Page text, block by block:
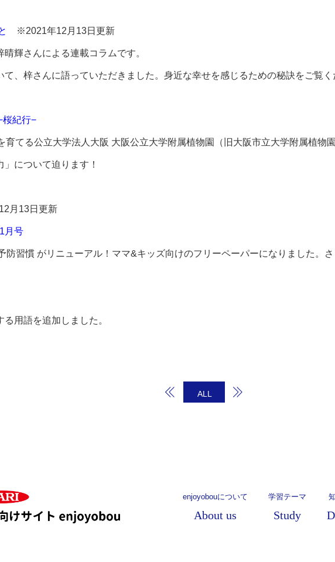
※2021年12月13日更新
輝さんによる連載コラムです。
て、梓さんに語っていただきました。身近な幸せを感じるための秘訣をご覧く
紀行−
育てる公立大学法人大阪 大阪公立大学附属植物園（旧大阪市立大学附属植物
について迫ります！
13日更新
月号
防習慣 がリニューアル！ママ&キッズ向けのフリーペーパーになりました。
用語を追加しました。
ALL
enjoyobouについて
About us
学習テーマ
Study